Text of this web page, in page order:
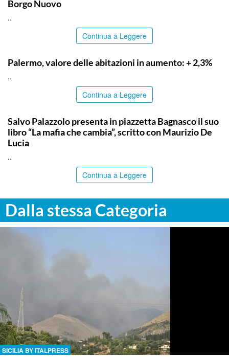
Borgo Nuovo
..
Continua a Leggere
Palermo, valore delle abitazioni in aumento: + 2,3%
..
Continua a Leggere
Salvo Palazzolo presenta in piazzetta Bagnasco il suo
libro “La mafia che cambia”, scritto con Maurizio De
Lucia
..
Continua a Leggere
Dalla stessa Categoria
SICILIA BY ITALPRESS